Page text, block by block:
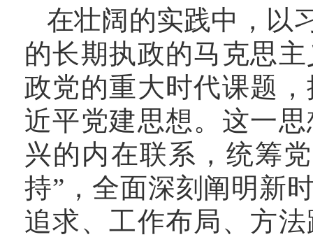
在壮阔的实践中，以
的长期执政的马克思
政党的重大时代课题
近平党建思想。这一
兴的内在联系，统筹
持”，全面深刻阐明新
追求、工作布局、方